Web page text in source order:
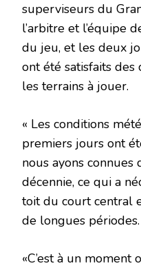
superviseurs du
l’arbitre et l’équipe
du jeu, et les deux
ont été satisfaits
les terrains à jouer.
« Les conditions
premiers jours ont
nous ayons connues
décennie, ce qui a
toit du court central
de longues périodes.
«C’est à un moment